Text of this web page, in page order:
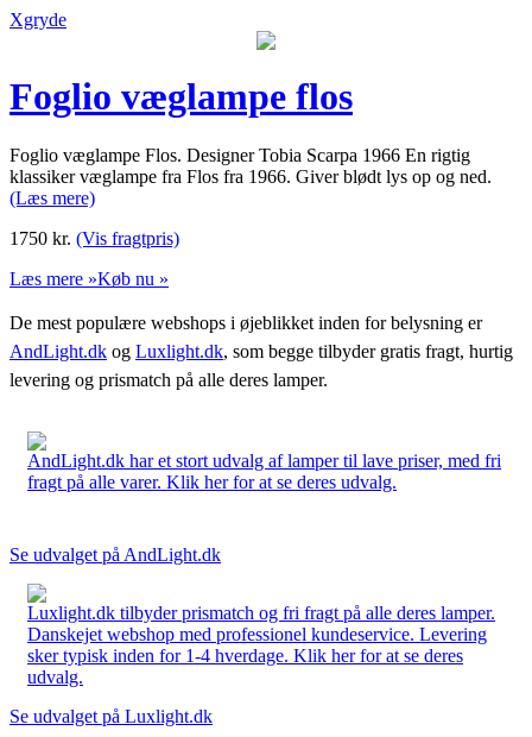
Xgryde
Foglio væglampe flos
Foglio væglampe Flos. Designer Tobia Scarpa 1966 En rigtig
klassiker væglampe fra Flos fra 1966. Giver blødt lys op og ned.
(Læs mere)
1750 kr. (Vis fragtpris)
Læs mere »Køb nu »
De mest populære webshops i øjeblikket inden for belysning er
AndLight.dk og Luxlight.dk, som begge tilbyder gratis fragt, hurtig
levering og prismatch på alle deres lamper.
AndLight.dk har et stort udvalg af lamper til lave priser, med fri
fragt på alle varer. Klik her for at se deres udvalg.
Se udvalget på AndLight.dk
Luxlight.dk tilbyder prismatch og fri fragt på alle deres lamper.
Danskejet webshop med professionel kundeservice. Levering
sker typisk inden for 1-4 hverdage. Klik her for at se deres
udvalg.
Se udvalget på Luxlight.dk